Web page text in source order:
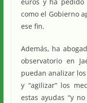
como el Gobierno
ese fin.
Además, ha
observatorio en
puedan analizar
y “agilizar” los
estas ayudas “y